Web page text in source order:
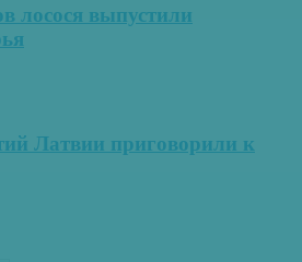
лосося выпустили
Латвии приговорили к